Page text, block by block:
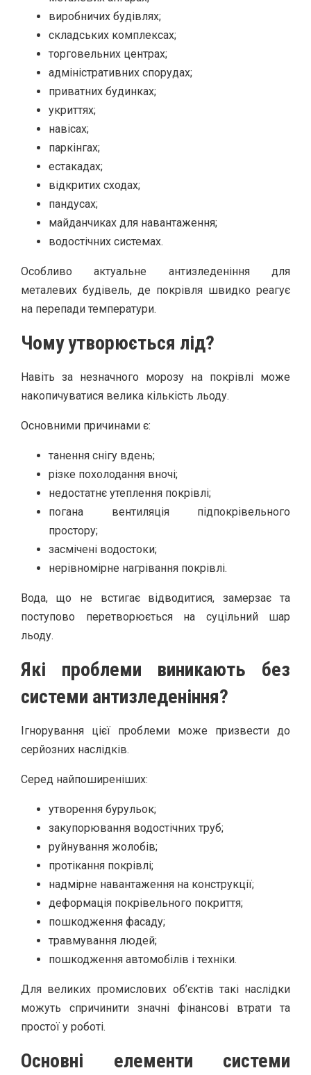
виробничих будівлях;
складських комплексах;
торговельних центрах;
адміністративних спорудах;
приватних будинках;
укриттях;
навісах;
паркінгах;
естакадах;
відкритих сходах;
пандусах;
майданчиках для навантаження;
водостічних системах.
Особливо актуальне антизледеніння для
металевих будівель, де покрівля швидко реагує
на перепади температури.
Чому утворюється лід?
Навіть за незначного морозу на покрівлі може
накопичуватися велика кількість льоду.
Основними причинами є:
танення снігу вдень;
різке похолодання вночі;
недостатнє утеплення покрівлі;
погана вентиляція підпокрівельного
простору;
засмічені водостоки;
нерівномірне нагрівання покрівлі.
Вода, що не встигає відводитися, замерзає та
поступово перетворюється на суцільний шар
льоду.
Які проблеми виникають без
системи антизледеніння?
Ігнорування цієї проблеми може призвести до
серйозних наслідків.
Серед найпоширеніших:
утворення бурульок;
закупорювання водостічних труб;
руйнування жолобів;
протікання покрівлі;
надмірне навантаження на конструкції;
деформація покрівельного покриття;
пошкодження фасаду;
травмування людей;
пошкодження автомобілів і техніки.
Для великих промислових об’єктів такі наслідки
можуть спричинити значні фінансові втрати та
простої у роботі.
Основні елементи системи